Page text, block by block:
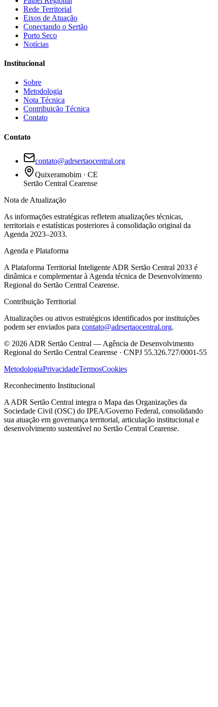
Rede Territorial
Eixos de Atuação
Conectando o Sertão
Porto Seco
Notícias
Institucional
Sobre
Metodologia
Nota Técnica
Contribuição Técnica
Contato
Contato
contato@adrsertaocentral.org
Quixeramobim · CE
Sertão Central Cearense
Nota de Atualização
As informações estratégicas refletem atualizações técnicas,
territoriais e estatísticas posteriores à consolidação original da
Agenda 2023–2033.
Agenda e Plataforma
A Plataforma Territorial Inteligente ADR Sertão Central 2033 é
dinâmica e complementar à Agenda técnica de Desenvolvimento
Regional do Sertão Central Cearense.
Contribuição Territorial
Atualizações ou ativos estratégicos identificados por instituições
podem ser enviados para contato@adrsertaocentral.org.
© 2026 ADR Sertão Central — Agência de Desenvolvimento
Regional do Sertão Central Cearense · CNPJ 55.326.727/0001-55
MetodologiaPrivacidadeTermosCookies
Reconhecimento Institucional
A ADR Sertão Central integra o Mapa das Organizações da
Sociedade Civil (OSC) do IPEA/Governo Federal, consolidando
sua atuação em governança territorial, articulação institucional e
desenvolvimento sustentável no Sertão Central Cearense.